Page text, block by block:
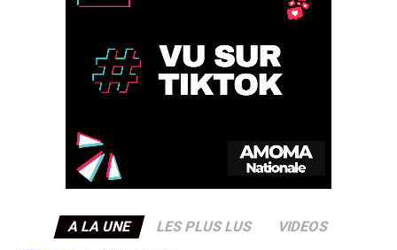
A LA UNE LES PLUS LUS VIDEOS